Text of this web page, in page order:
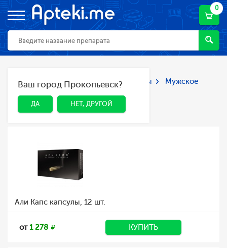
0
ДА НЕТ, ДРУГОЙ
Ваш город Прокопьевск?
ДА НЕТ, ДРУГОЙ
Главная Каталог Лекарства и БАДы
Мужское
здоровье
Мужское здоровье
Али Капс капсулы, 12 шт.
от1 278 КУПИТЬ